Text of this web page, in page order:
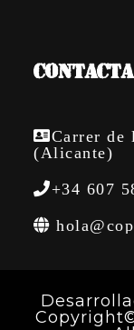
Carrer de
(Alicante)
+34 607